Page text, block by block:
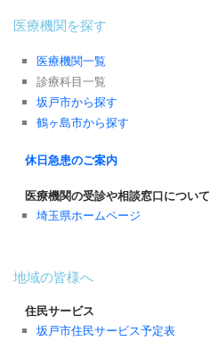
医療機関を探す
医療機関一覧
診療科目一覧
坂戸市から探す
鶴ヶ島市から探す
休日急患のご案内
医療機関の受診や相談窓口について
埼玉県ホームページ
地域の皆様へ
住民サービス
坂戸市住民サービス予定表